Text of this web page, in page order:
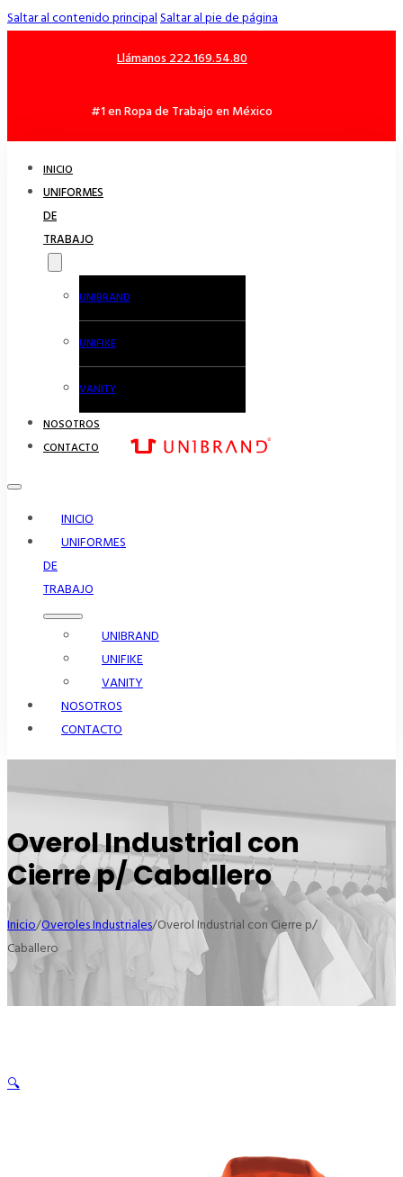
Saltar al contenido principalSaltar al pie de página
Llámanos 222.169.54.80
#1 en Ropa de Trabajo en México
INICIO
UNIFORMES
DE
TRABAJO
UNIBRAND
UNIFIKE
VANITY
NOSOTROS
CONTACTO
INICIO
UNIFORMES
DE
TRABAJO
UNIBRAND
UNIFIKE
VANITY
NOSOTROS
CONTACTO
Overol Industrial con
Cierre p/ Caballero
Inicio/Overoles Industriales/Overol Industrial con Cierre p/
Caballero
🔍